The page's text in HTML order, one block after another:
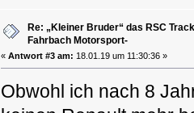
Re: „Kleiner Bruder“ das RSC
Fahrbach Motorsport-
«Antwort #3 am: 18.01.19 um 11:30:36 »
Obwohl ich nach 8